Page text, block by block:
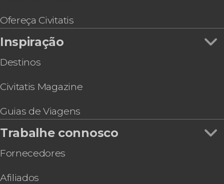
Hard Rock Cafe Nova York
Ingresso do mirante One Times Square
Ofereça Civitatis
Inspiração
Destinos
Civitatis Magazine
Guias de Viagens
Trabalhe connosco
Fornecedores
Afiliados